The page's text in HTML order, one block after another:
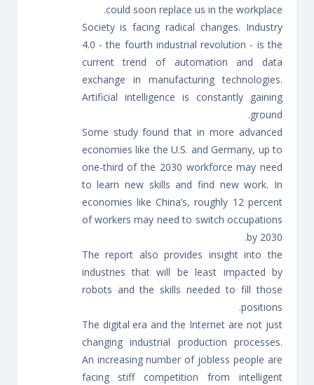
could soon replace us in the workplace.
Society is facing radical changes. Industry
4.0 - the fourth industrial revolution - is the
current trend of automation and data
exchange in manufacturing technologies.
Artificial intelligence is constantly gaining
ground.
Some study found that in more advanced
economies like the U.S. and Germany, up to
one-third of the 2030 workforce may need
to learn new skills and find new work. In
economies like China’s, roughly 12 percent
of workers may need to switch occupations
by 2030.
The report also provides insight into the
industries that will be least impacted by
robots and the skills needed to fill those
positions.
The digital era and the Internet are not just
changing industrial production processes.
An increasing number of jobless people are
facing stiff competition from intelligent